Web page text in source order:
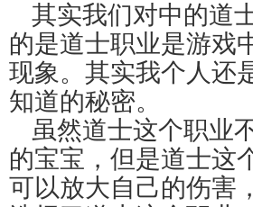
其实我们对中的道
的是道士职业是游戏
现象。其实我个人还
知道的秘密。
虽然道士这个职业
的宝宝，但是道士这
可以放大自己的伤害